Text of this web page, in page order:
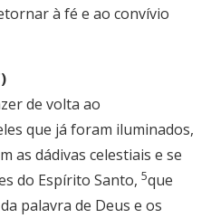
à fé e ao convívio
de volta ao
que já foram iluminados,
as dádivas celestiais e se
do Espírito Santo, 5que
palavra de Deus e os